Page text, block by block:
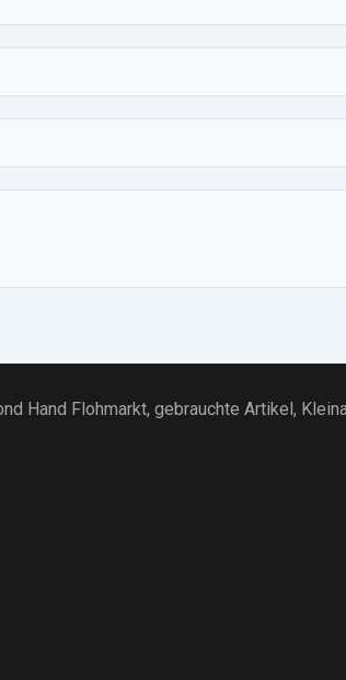
Hand Flohmarkt, gebrauchte Artikel ,